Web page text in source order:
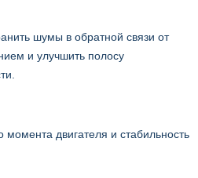
шумы в обратной связи от
и улучшить полосу
момента двигателя и стабильность